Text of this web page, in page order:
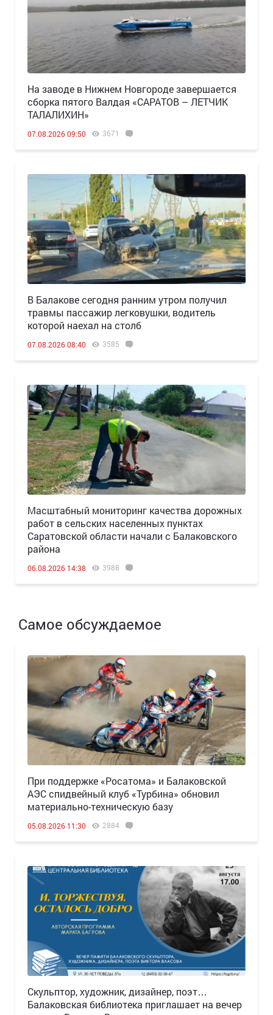
Н️а заводе в Нижнем Новгороде завершается
сборка пятого Валдая «САРАТОВ – ЛЕТЧИК
ТАЛАЛИХИН»
07.08.2026 09:50 3671
В Балакове сегодня ранним утром получил
травмы пассажир легковушки, водитель
которой наехал на столб
07.08.2026 08:40 3585
Масштабный мониторинг качества дорожных
работ в сельских населенных пунктах
Саратовской области начали с Балаковского
района
06.08.2026 14:38 3988
Самое обсуждаемое
При поддержке «Росатома» и Балаковской
АЭС спидвейный клуб «Турбина» обновил
материально-техническую базу
05.08.2026 11:30 2884
Скульптор, художник, дизайнер, поэт…
Балаковская библиотека приглашает на вечер